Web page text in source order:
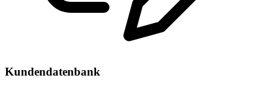
Kundendatenbank